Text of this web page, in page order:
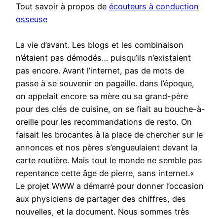
Tout savoir à propos de écouteurs à conduction
osseuse
La vie d’avant. Les blogs et les combinaison
n’étaient pas démodés… puisqu’ils n’existaient
pas encore. Avant l’internet, pas de mots de
passe à se souvenir en pagaille. dans l’époque,
on appelait encore sa mère ou sa grand-père
pour des clés de cuisine, on se fiait au bouche-à-
oreille pour les recommandations de resto. On
faisait les brocantes à la place de chercher sur le
annonces et nos pères s’engueulaient devant la
carte routière. Mais tout le monde ne semble pas
repentance cette âge de pierre, sans internet.«
Le projet WWW a démarré pour donner l’occasion
aux physiciens de partager des chiffres, des
nouvelles, et la document. Nous sommes très